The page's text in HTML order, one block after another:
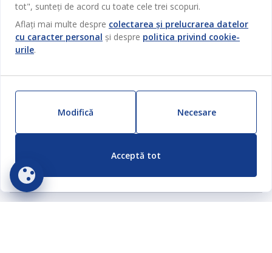
110MDL/ Buc
149 MDL/ Buc
Livrare
Categorii
Baie
Birou
Serviciul clienți
Contact Relații Clienți
tot", sunteți de acord cu toate cele trei scopuri.
Aflați mai multe despre colectarea și prelucrarea datelor
cu caracter personal și despre politica privind cookie-
urile.
Modifică Necesare
Acceptă tot